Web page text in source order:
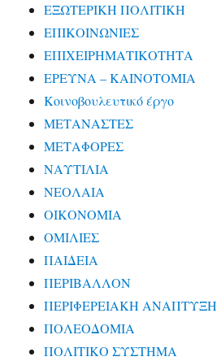
ΕΞΩΤΕΡΙΚΗ ΠΟΛΙΤΙΚΗ
ΕΠΙΚΟΙΝΩΝΙΕΣ
ΕΠΙΧΕΙΡΗΜΑΤΙΚΟΤΗΤΑ
ΕΡΕΥΝΑ – ΚΑΙΝΟΤΟΜΙΑ
Κοινοβουλευτικό έργο
ΜΕΤΑΝΑΣΤΕΣ
ΜΕΤΑΦΟΡΕΣ
ΝΑΥΤΙΛΙΑ
ΝΕΟΛΑΙΑ
ΟΙΚΟΝΟΜΙΑ
ΟΜΙΛΙΕΣ
ΠΑΙΔΕΙΑ
ΠΕΡΙΒΑΛΛΟΝ
ΠΕΡΙΦΕΡΕΙΑΚΗ ΑΝΑΠΤΥΞΗ
ΠΟΛΕΟΔΟΜΙΑ
ΠΟΛΙΤΙΚΟ ΣΥΣΤΗΜΑ